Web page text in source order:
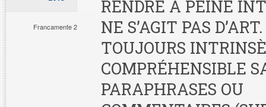
Francamente 2
RENDRE À PEINE
NE S’AGIT PAS
TOUJOURS
COMPRÉHENSIBLE
PARAPHRASES OU